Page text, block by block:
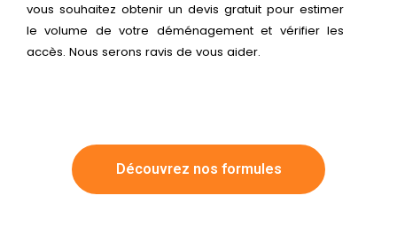
vous souhaitez obtenir un devis gratuit pour estimer
le volume de votre déménagement et vérifier les
accès. Nous serons ravis de vous aider.
Découvrez nos formules